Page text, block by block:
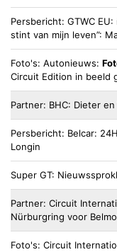
Persbericht GTWC EU
stint van mijn leven”:
Foto's Autonieuws
Circuit Edition in beeld
Partner BHC Dieter
Persbericht Belcar
Longin
Super GT
Partner Circuit
Nürburgring voor
Foto's Circuit